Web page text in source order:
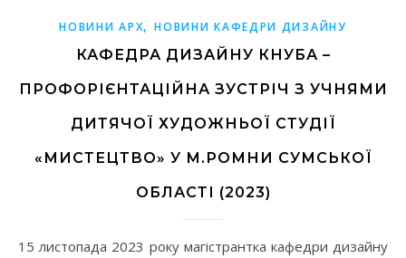
НОВИНИ АРХ,НОВИНИ КАФЕДРИ ДИЗАЙНУ
КАФЕДРА ДИЗАЙНУ КНУБА –
ПРОФОРІЄНТАЦІЙНА ЗУСТРІЧ З УЧНЯМИ
ДИТЯЧОЇ ХУДОЖНЬОЇ СТУДІЇ
«МИСТЕЦТВО» У М.РОМНИ СУМСЬКОЇ
ОБЛАСТІ (2023)
15 листопада 2023 року магістрантка кафедри дизайну